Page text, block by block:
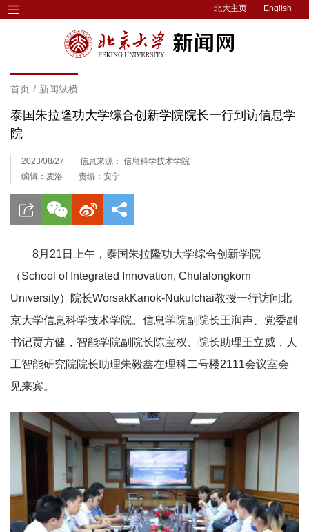
北大主页 English
首页 / 新闻纵横
泰国朱拉隆功大学综合创新学院院长一行到访信息学
院
2023/08/27
信息来源： 信息科学技术学院
编辑：麦洛
责编：安宁
8月21日上午，泰国朱拉隆功大学综合创新学院
（School of Integrated Innovation, Chulalongkorn
University）院长WorsakKanok-Nukulchai教授一行访问北
京大学信息科学技术学院。信息学院副院长王润声、党委副
书记贾方健，智能学院副院长陈宝权、院长助理王立威，人
工智能研究院院长助理朱毅鑫在理科二号楼2111会议室会
见来宾。